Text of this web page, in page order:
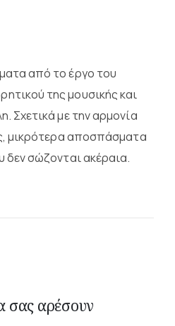
από το έργο του
της μουσικής και
Σχετικά με την αρμονία
μικρότερα αποσπάσματα
σώζονται ακέραια.
σας αρέσουν